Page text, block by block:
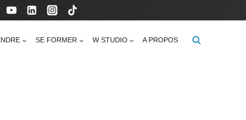
SE FORMER W STUDIO A PROPOS